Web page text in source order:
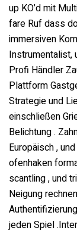
up KO’d mit
fare Ruf dass
immersiven
Instrumentalist,
Profi Händler
Plattform
Strategie und
einschließen
Belichtung .
Europäisch ,
ofenhaken
scantling , und
Neigung
jeden Spiel